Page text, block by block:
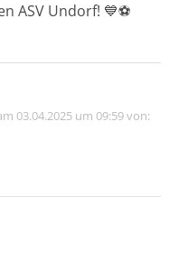
ASV Undorf! 💙⚽
03.04.2025 um 09:59 von: